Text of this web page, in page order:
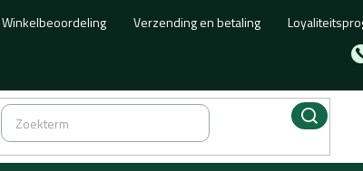
Winkelbeoordeling Verzending en betaling